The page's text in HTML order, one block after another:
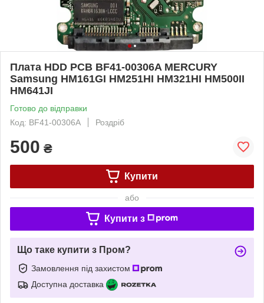
Плата HDD PCB BF41-00306A MERCURY
Samsung HM161GI HM251HI HM321HI HM500II
HM641JI
Готово до відправки
Код: BF41-00306A
Роздріб
500 ₴
Купити
або
Купити з
Що таке купити з Пром?
Замовлення під захистом
Доступна доставка